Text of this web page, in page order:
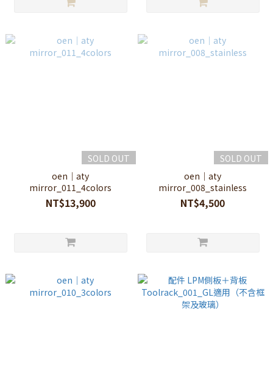
SOLD OUT
oen｜aty
mirror_011_4colors
NT$13,900
SOLD OUT
oen｜aty
mirror_008_stainless
NT$4,500